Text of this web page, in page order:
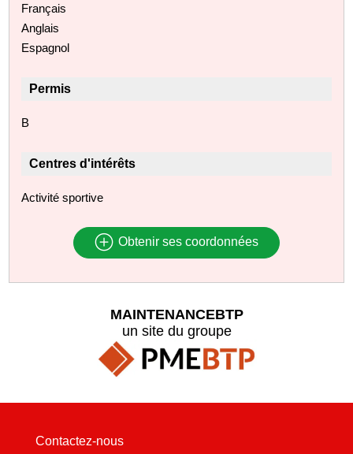
Français
Anglais
Espagnol
Permis
B
Centres d'intérêts
Activité sportive
Obtenir ses coordonnées
MAINTENANCEBTP
un site du groupe
Contactez-nous